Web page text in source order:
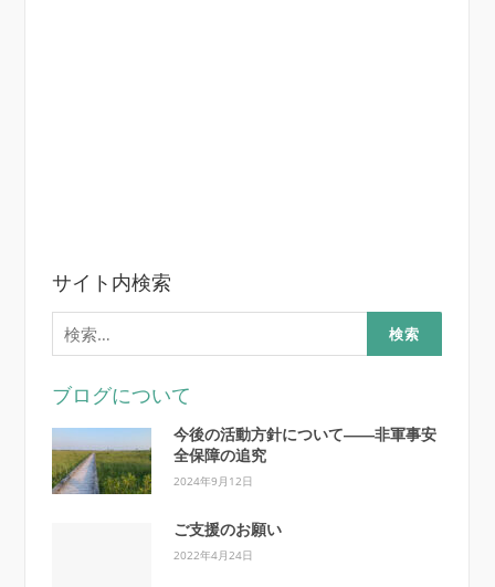
サイト内検索
検
索:
ブログについて
今後の活動方針について――非軍事安
全保障の追究
2024年9月12日
ご支援のお願い
2022年4月24日